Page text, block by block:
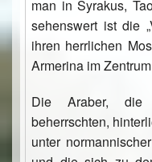
man in Syrakus,
sehenswert ist die
ihren herrlichen
Armerina im
Die Araber, die
beherrschten,
unter